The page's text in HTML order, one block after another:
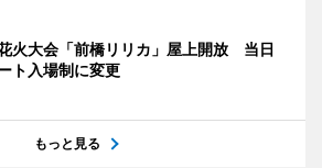
火大会「前橋リリカ」屋上開放 当日
ト入場制に変更
もっと見る